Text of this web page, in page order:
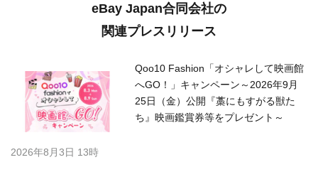
eBay Japan合同会社の
関連プレスリリース
Qoo10 Fashion「オシャレして映画館
へGO！」キャンペーン～2026年9月
25日（金）公開『藁にもすがる獣た
ち』映画鑑賞券等をプレゼント～
2026年8月3日 13時